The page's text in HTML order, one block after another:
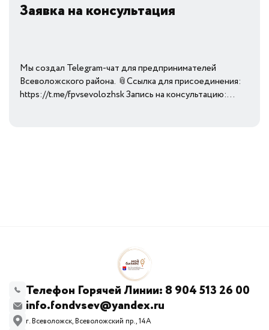
Заявка на консультация
Мы создал Telegram-чат для предпринимателей
Всеволожского района. 📎Ссылка для присоединения:
https://t.me/fpvsevolozhsk Запись на консультацию:...
Телефон Горячей Линии: 8 904 513 26 00
info.fondvsev@yandex.ru
г. Всеволожск, Всеволожский пр., 14А